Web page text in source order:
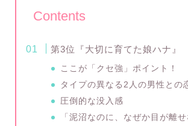
Contents
第3位『大切に育てた娘ハナ』
ここが「クセ強」ポイント！
タイプの異なる2人の男性との
圧倒的な没入感
「泥沼なのに、なぜか目が離せ